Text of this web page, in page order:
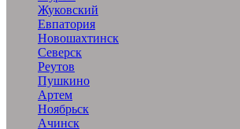
Жуковский
Евпатория
Новошахтинск
Северск
Реутов
Пушкино
Артем
Ноябрьск
Ачинск